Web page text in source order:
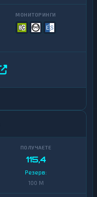
115,4
Резерв:
100 M